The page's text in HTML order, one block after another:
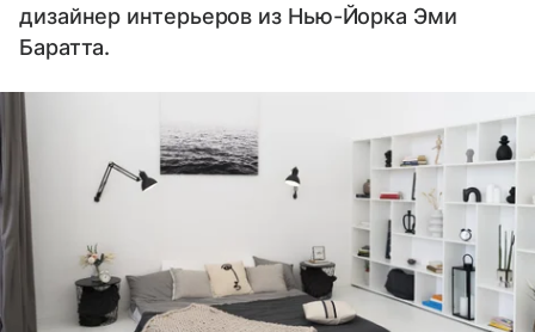
дизайнер интерьеров из Нью-Йорка Эми
Баратта.